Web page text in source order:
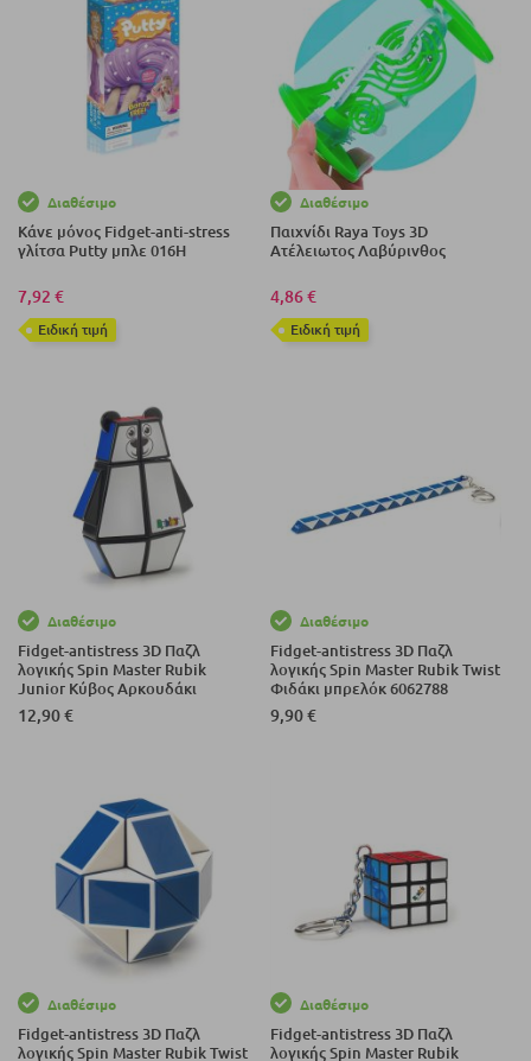
Διαθέσιμο
Κάνε μόνος Fidget-anti-stress
γλίτσα Putty μπλε 016H
7,92 €
Eιδική τιμή
Διαθέσιμο
Παιχνίδι Raya Toys 3D
Ατέλειωτος Λαβύρινθος
4,86 €
Eιδική τιμή
Διαθέσιμο
Fidget-antistress 3D Παζλ
λογικής Spin Master Rubik
Junior Κύβος Αρκουδάκι
6062779
12,90 €
Διαθέσιμο
Fidget-antistress 3D Παζλ
λογικής Spin Master Rubik Twist
Φιδάκι μπρελόκ 6062788
9,90 €
Διαθέσιμο
Fidget-antistress 3D Παζλ
λογικής Spin Master Rubik Twist
Διαθέσιμο
Fidget-antistress 3D Παζλ
λογικής Spin Master Rubik